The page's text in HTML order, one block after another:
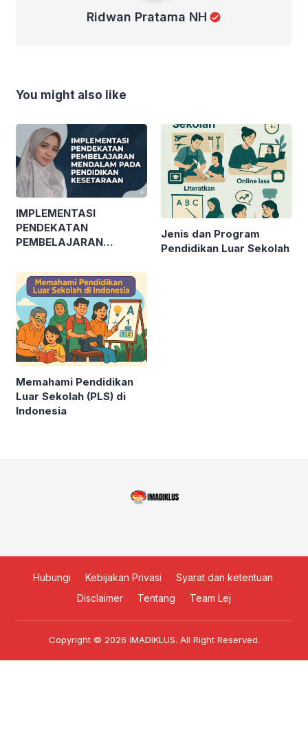
Ridwan Pratama NH
You might also like
IMPLEMENTASI
PENDEKATAN
PEMBELAJARAN
PENDIDIKAN
KESETARAAN
Jenis dan Program
Pendidikan Luar Sekolah
Memahami Pendidikan
Luar Sekolah (PLS) di
Indonesia
Hubungi Kebijakan Privasi
Syarat dan ketentuan
Disclaimer
Tentang Team Lej
Copyright © 2026 IMADIKLUS. All Right Reserved.